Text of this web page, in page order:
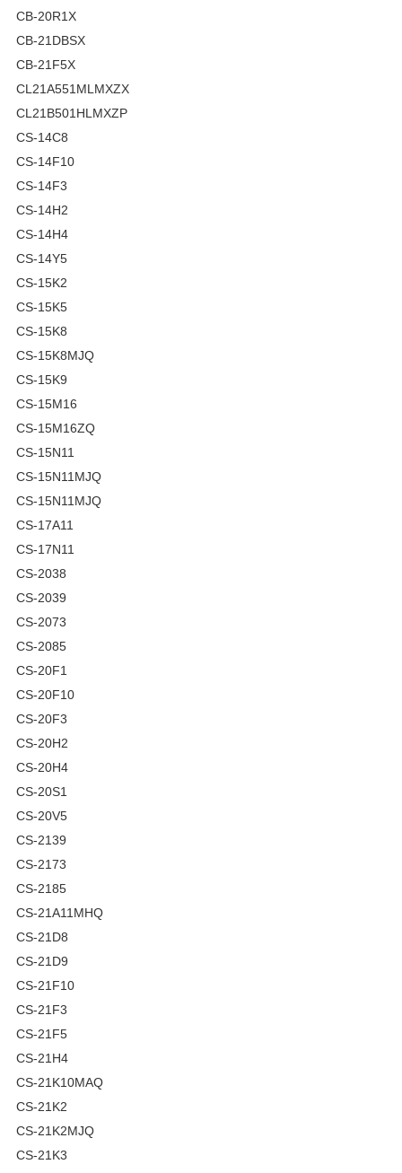
CB-20R1X
CB-21DBSX
CB-21F5X
CL21A551MLMXZX
CL21B501HLMXZP
CS-14C8
CS-14F10
CS-14F3
CS-14H2
CS-14H4
CS-14Y5
CS-15K2
CS-15K5
CS-15K8
CS-15K8MJQ
CS-15K9
CS-15M16
CS-15M16ZQ
CS-15N11
CS-15N11MJQ
CS-15N11MJQ
CS-17A11
CS-17N11
CS-2038
CS-2039
CS-2073
CS-2085
CS-20F1
CS-20F10
CS-20F3
CS-20H2
CS-20H4
CS-20S1
CS-20V5
CS-2139
CS-2173
CS-2185
CS-21A11MHQ
CS-21D8
CS-21D9
CS-21F10
CS-21F3
CS-21F5
CS-21H4
CS-21K10MAQ
CS-21K2
CS-21K2MJQ
CS-21K3